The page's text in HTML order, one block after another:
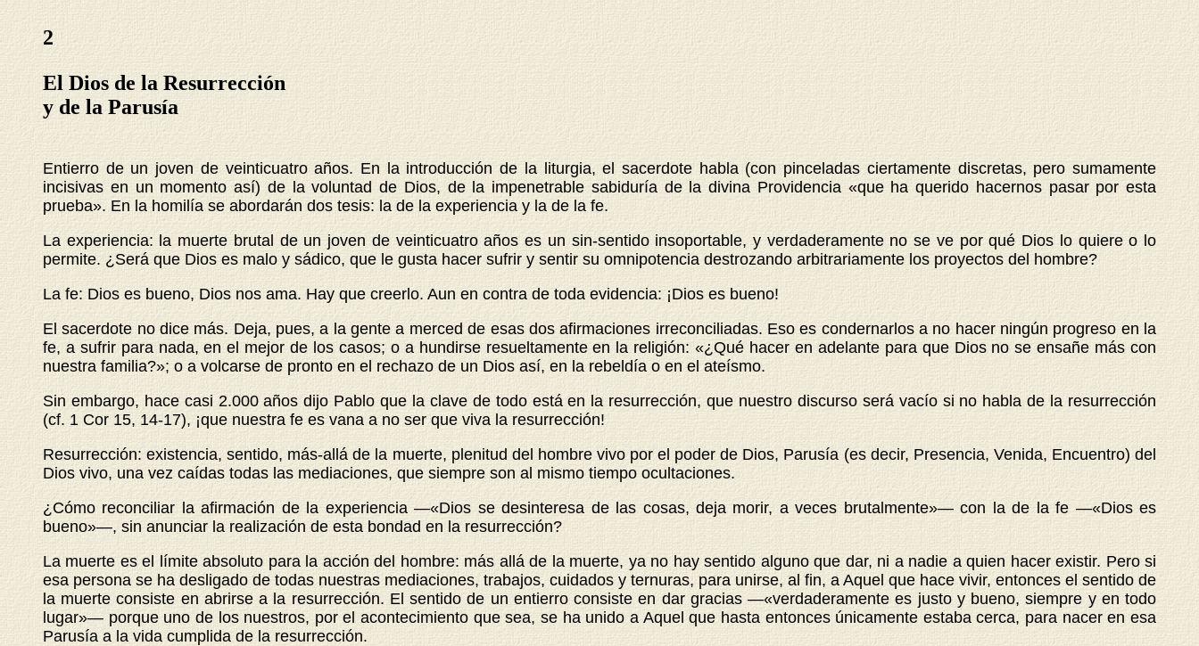
2
El Dios de la Resurrección
y de la Parusía
Entierro de un joven de veinticuatro años. En la introducción de la liturgia, el sacerdote habla (con pinceladas ciertamente discretas, pero sumamente
incisivas en un momento así) de la voluntad de Dios, de la impenetrable sabiduría de la divina Providencia «que ha querido hacernos pasar por esta
prueba». En la homilía se abordarán dos tesis: la de la experiencia y la de la fe.
La experiencia: la muerte brutal de un joven de veinticuatro años es un sin-sentido insoportable, y verdaderamente no se ve por qué Dios lo quiere o lo
permite. ¿Será que Dios es malo y sádico, que le gusta hacer sufrir y sentir su omnipotencia destrozando arbitrariamente los proyectos del hombre?
La fe: Dios es bueno, Dios nos ama. Hay que creerlo. Aun en contra de toda evidencia: ¡Dios es bueno!
El sacerdote no dice más. Deja, pues, a la gente a merced de esas dos afirmaciones irreconciliadas. Eso es condernarlos a no hacer ningún progreso en la
fe, a sufrir para nada, en el mejor de los casos; o a hundirse resueltamente en la religión: «¿Qué hacer en adelante para que Dios no se ensañe más con
nuestra familia?»; o a volcarse de pronto en el rechazo de un Dios así, en la rebeldía o en el ateísmo.
Sin embargo, hace casi 2.000 años dijo Pablo que la clave de todo está en la resurrección, que nuestro discurso será vacío si no habla de la resurrección
(cf. 1 Cor 15, 14-17), ¡que nuestra fe es vana a no ser que viva la resurrección!
Resurrección: existencia, sentido, más-allá de la muerte, plenitud del hombre vivo por el poder de Dios, Parusía (es decir, Presencia, Venida, Encuentro) del
Dios vivo, una vez caídas todas las mediaciones, que siempre son al mismo tiempo ocultaciones.
¿Cómo reconciliar la afirmación de la experiencia —«Dios se desinteresa de las cosas, deja morir, a veces brutalmente»— con la de la fe —«Dios es
bueno»—, sin anunciar la realización de esta bondad en la resurrección?
La muerte es el límite absoluto para la acción del hombre: más allá de la muerte, ya no hay sentido alguno que dar, ni a nadie a quien hacer existir. Pero si
esa persona se ha desligado de todas nuestras mediaciones, trabajos, cuidados y ternuras, para unirse, al fin, a Aquel que hace vivir, entonces el sentido de
la muerte consiste en abrirse a la resurrección. El sentido de un entierro consiste en dar gracias —«verdaderamente es justo y bueno, siempre y en todo
lugar»— porque uno de los nuestros, por el acontecimiento que sea, se ha unido a Aquel que hasta entonces únicamente estaba cerca, para nacer en esa
Parusía a la vida cumplida de la resurrección.